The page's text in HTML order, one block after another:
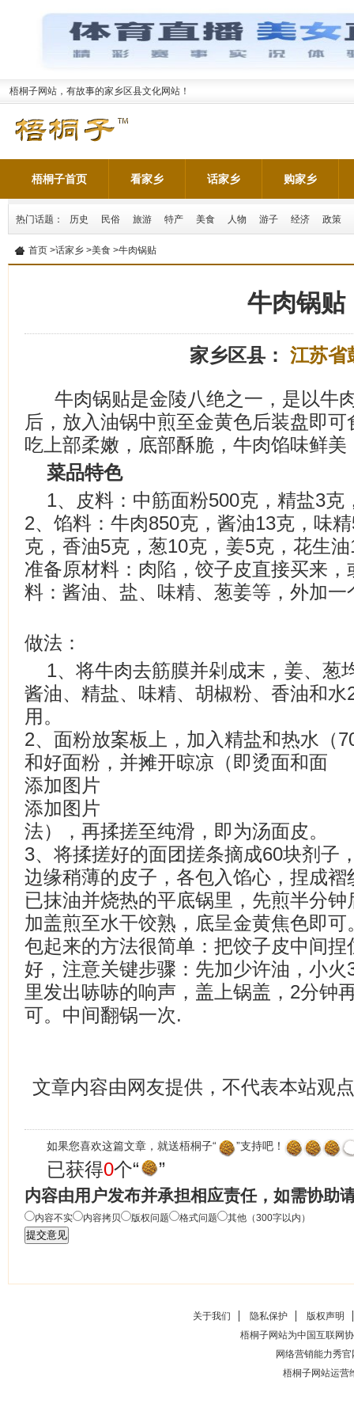
梧桐子网站，有故事的家乡区县文化网站！
梧桐子首页 看家乡 话家乡 购家乡
热门话题： 历史 民俗 旅游 特产 美食 人物 游子 经济 政策
首页 >话家乡 >美食 >牛肉锅贴
牛肉锅贴
家乡区县： 江苏省
牛肉锅贴是金陵八绝之一，是以牛
后，放入油锅中煎至金黄色后装盘即
吃上部柔嫩，底部酥脆，牛肉馅味鲜美
菜品特色
1、皮料：中筋面粉500克，精盐3
2、馅料：牛肉850克，酱油13克，味
克，香油5克，葱10克，姜5克，花生
准备原材料：肉陷，饺子皮直接买来
料：酱油、盐、味精、葱姜等，外加一
做法：
1、将牛肉去筋膜并剁成末，姜、葱
酱油、精盐、味精、胡椒粉、香油和
用。
2、面粉放案板上，加入精盐和热水（
和好面粉，并摊开晾凉（即烫面和面
添加图片
添加图片
法），再揉搓至纯滑，即为汤面皮。
3、将揉搓好的面团搓条摘成60块剂子
边缘稍薄的皮子，各包入馅心，捏成
已抹油并烧热的平底锅里，先煎半分
加盖煎至水干饺熟，底呈金黄焦色即可
包起来的方法很简单：把饺子皮中间
好，注意关键步骤：先加少许油，小
里发出哧哧的响声，盖上锅盖，2分钟
可。中间翻锅一次.
文章内容由网友提供，不代表本站观点
如果您喜欢这篇文章，就送梧桐子“ ”支持吧！
已获得0个“ ”
内容由用户发布并承担相应责任，如需协助
内容不实 内容拷贝 版权问题 格式问题 其他（300字以内）
关于我们 隐私保护
版权声明
梧桐子网站为中国互联网
网络营销能力秀官
梧桐子网站运营